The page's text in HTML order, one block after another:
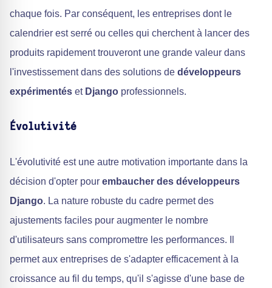
chaque fois. Par conséquent, les entreprises dont le
calendrier est serré ou celles qui cherchent à lancer des
produits rapidement trouveront une grande valeur dans
l'investissement dans des solutions de développeurs
expérimentés et Django professionnels.
Évolutivité
L'évolutivité est une autre motivation importante dans la
décision d'opter pour embaucher des développeurs
Django. La nature robuste du cadre permet des
ajustements faciles pour augmenter le nombre
d'utilisateurs sans compromettre les performances. Il
permet aux entreprises de s'adapter efficacement à la
croissance au fil du temps, qu'il s'agisse d'une base de